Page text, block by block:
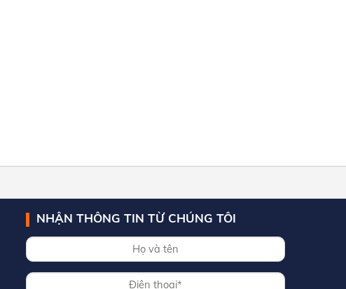
NHẬN THÔNG TIN TỪ CHÚNG TÔI